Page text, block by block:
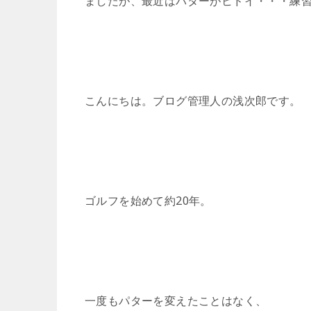
こんにちは。ブログ管理人の浅次郎です。
ゴルフを始めて約20年。
一度もパターを変えたことはなく、